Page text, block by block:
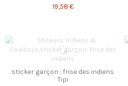
19,58 €
sticker garçon : frise des indiens
Tipi